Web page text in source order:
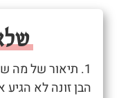
1. תיאור של מה
הבן זונה לא הגיע